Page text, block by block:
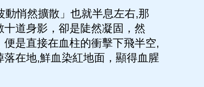
悄然擴散」也就半息左右,那
十道身影，卻是陡然凝固，然
便是直接在血柱的衝擊下飛半空,
落在地,鮮血染紅地面，顯得血腥